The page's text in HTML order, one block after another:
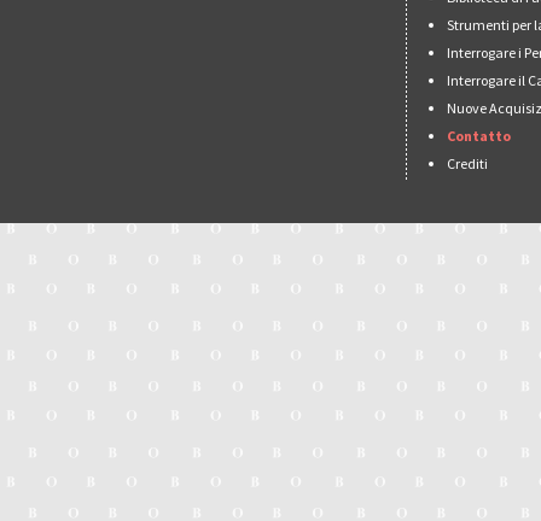
Strumenti per
Interrogare i
Interrogare il
Nuove
Contatto
Crediti